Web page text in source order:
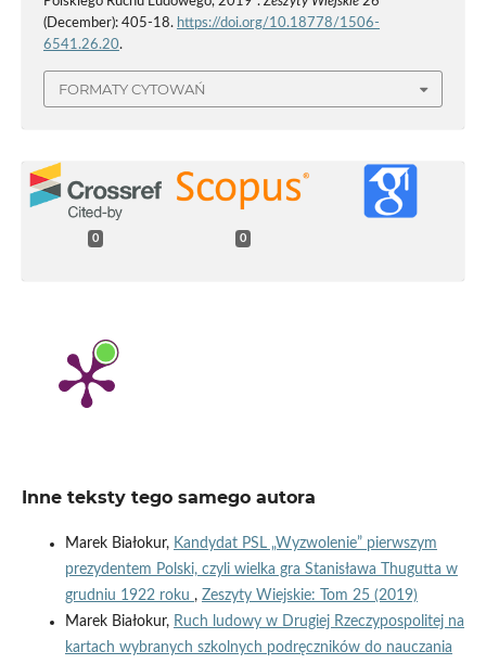
(December): 405-18. https://doi.org/10.18778/1506-
6541.26.20.
FORMATY CYTOWAŃ
0 0
Inne teksty tego samego autora
Marek Białokur, Kandydat PSL „Wyzwolenie” pierwszym
prezydentem Polski, czyli wielka gra Stanisława Thugutta w
grudniu 1922 roku , Zeszyty Wiejskie: Tom 25 (2019)
Marek Białokur, Ruch ludowy w Drugiej Rzeczypospolitej na
kartach wybranych szkolnych podręczników do nauczania